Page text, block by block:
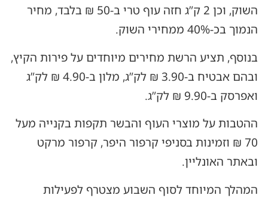
השוק, וכן 2 ק”ג חזה עוף טרי ב-50 ₪ בלבד, מחיר
הנמוך בכ-40% ממחירי השוק.
בנוסף, תציע הרשת מחירים מיוחדים על פירות הקיץ,
ובהם אבטיח ב-3.90 ₪ לק”ג, מלון ב-4.90 ₪ לק”ג
ואפרסק ב-9.90 ₪ לק”ג.
ההטבות על מוצרי העוף והבשר תקפות בקנייה מעל
70 ₪ וזמינות בסניפי קרפור היפר, קרפור מרקט
ובאתר האונליין.
המהלך המיוחד לסוף השבוע מצטרף לפעילות